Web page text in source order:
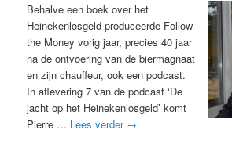
Behalve een boek over het
Heinekenlosgeld produceerde Follow
the Money vorig jaar, precies 40 jaar
na de ontvoering van de biermagnaat
en zijn chauffeur, ook een podcast.
In aflevering 7 van de podcast ‘De
jacht op het Heinekenlosgeld’ komt
Pierre … Lees verder →